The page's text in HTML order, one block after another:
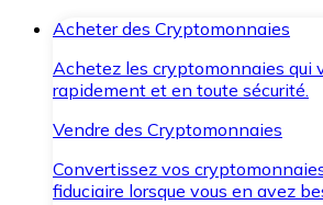
Acheter des Cryptomonnaies
Achetez les cryptomonnaies qui
rapidement et en toute sécurité.
Vendre des Cryptomonnaies
Convertissez vos
fiduciaire lorsque vous en avez